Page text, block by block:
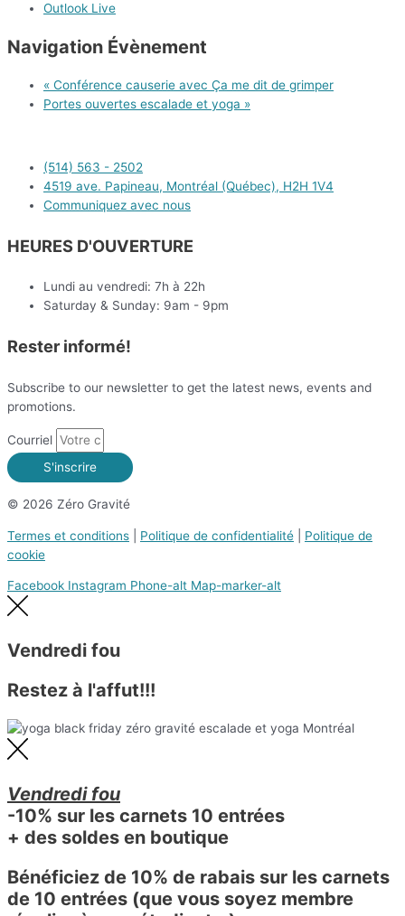
Outlook Live
Navigation Évènement
« Conférence causerie avec Ça me dit de grimper
Portes ouvertes escalade et yoga »
(514) 563 - 2502
4519 ave. Papineau, Montréal (Québec), H2H 1V4
Communiquez avec nous
HEURES D'OUVERTURE
Lundi au vendredi: 7h à 22h
Saturday & Sunday: 9am - 9pm
Rester informé!
Subscribe to our newsletter to get the latest news, events and
promotions.
Courriel
S'inscrire
© 2026 Zéro Gravité
Termes et conditions Politique de confidentialité
Politique de
cookie
Facebook Instagram Phone-alt Map-marker-alt
Vendredi fou
Restez à l'affut!!!
Vendredi fou
-10% sur les carnets 10 entrées
+ des soldes en boutique
Bénéficiez de 10% de rabais sur les carnets
de 10 entrées (que vous soyez membre